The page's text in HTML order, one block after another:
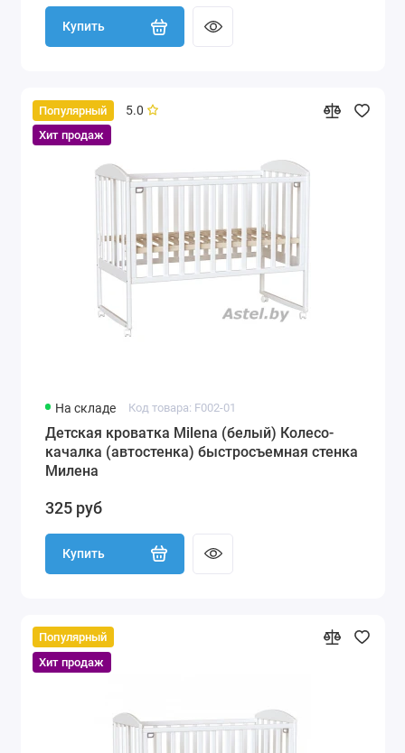
Купить
Популярный
Хит продаж
5.0
На складе Код товара: F002-01
Детская кроватка Milena (белый) Колесо-
качалка (автостенка) быстросъемная стенка
Милена
325 руб
Купить
Популярный
Хит продаж